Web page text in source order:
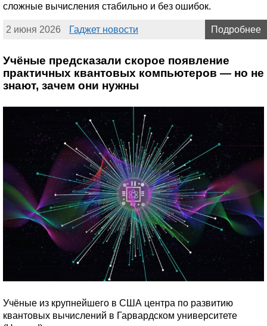
сложные вычисления стабильно и без ошибок.
2 июня 2026 Гаджет новости Подробнее
Учёные предсказали скорое появление
практичных квантовых компьютеров — но не
знают, зачем они нужны
Учёные из крупнейшего в США центра по развитию
квантовых вычислений в Гарвардском университете